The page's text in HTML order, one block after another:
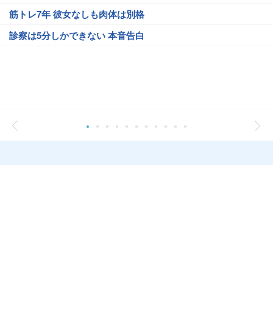
筋トレ7年 彼女なしも肉体は別格
診察は5分しかできない 本音告白